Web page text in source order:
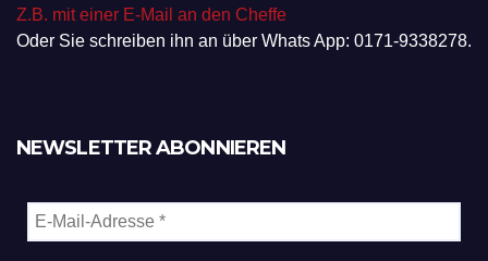
Z.B. mit einer E-Mail an den Cheffe
Oder Sie schreiben ihn an über Whats App: 0171-9338278.
NEWSLETTER ABONNIEREN